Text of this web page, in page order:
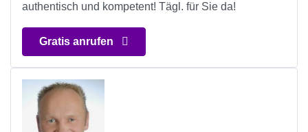
authentisch und kompetent! Tägl. für Sie da!
Gratis anrufen